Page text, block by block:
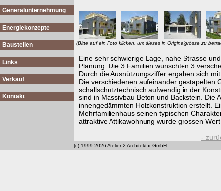
Generalunternehmung
Energiekonzepte
Baustellen
Links
Verkauf
Kontakt
(Bitte auf ein Foto klicken, um dieses in Originalgrösse zu
Eine sehr schwierige Lage, nahe Strasse
Planung. Die 3 Familien wünschten 3
Durch die Ausnützungsziffer ergaben sich
Die verschiedenen aufeinander gestapelten
schallschutztechnisch aufwendig in der
sind in Massivbau Beton und Backstein. Die
innengedämmten Holzkonstruktion erstellt.
Mehrfamilienhaus seinen typischen
attraktive Attikawohnung wurde grossen
-
(c) 1999-2026 Atelier 2 Architektur GmbH.